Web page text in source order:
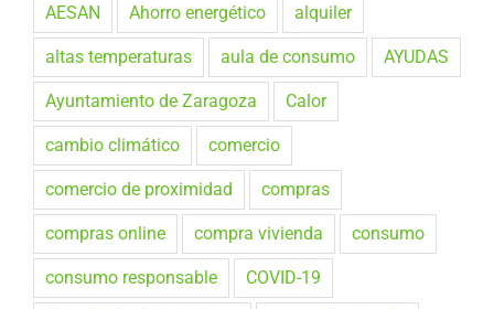
AESAN Ahorro energético alquiler
altas temperaturas aula de consumo AYUDAS
Ayuntamiento de Zaragoza Calor
cambio climático comercio
comercio de proximidad compras
compras online compra vivienda consumo
consumo responsable COVID-19